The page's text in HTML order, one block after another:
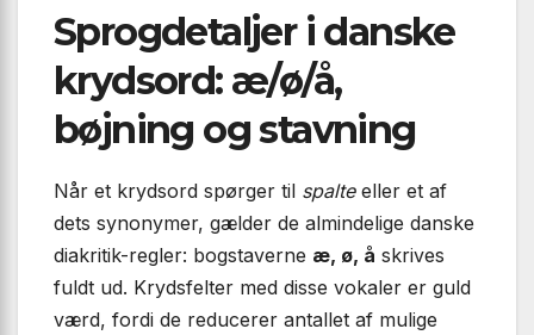
Sprogdetaljer i danske
krydsord: æ/ø/å,
bøjning og stavning
Når et krydsord spørger til spalteeller et af
dets synonymer, gælder de almindelige danske
diakritik-regler: bogstaverne æ, ø, å skrives
fuldt ud. Krydsfelter med disse vokaler er guld
værd, fordi de reducerer antallet af mulige